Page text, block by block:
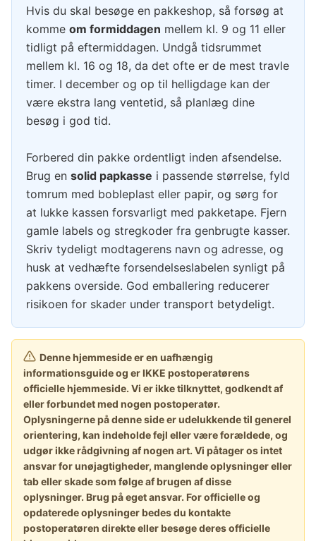
Hvis du skal besøge en pakkeshop, så forsøg at
komme om formiddagen mellem kl. 9 og 11 eller
tidligt på eftermiddagen. Undgå tidsrummet
mellem kl. 16 og 18, da det ofte er de mest travle
timer. I december og op til helligdage kan der
være ekstra lang ventetid, så planlæg dine
besøg i god tid.
Forbered din pakke ordentligt inden afsendelse.
Brug en solid papkasse i passende størrelse, fyld
tomrum med bobleplast eller papir, og sørg for
at lukke kassen forsvarligt med pakketape. Fjern
gamle labels og stregkoder fra genbrugte kasser.
Skriv tydeligt modtagerens navn og adresse, og
husk at vedhæfte forsendelseslabelen synligt på
pakkens overside. God emballering reducerer
risikoen for skader under transport betydeligt.
Denne hjemmeside er en uafhængig
informationsguide og er IKKE postoperatørens
officielle hjemmeside. Vi er ikke tilknyttet, godkendt af
eller forbundet med nogen postoperatør.
Oplysningerne på denne side er udelukkende til generel
orientering, kan indeholde fejl eller være forældede, og
udgør ikke rådgivning af nogen art. Vi påtager os intet
ansvar for unøjagtigheder, manglende oplysninger eller
tab eller skade som følge af brugen af disse
oplysninger. Brug på eget ansvar. For officielle og
opdaterede oplysninger bedes du kontakte
postoperatøren direkte eller besøge deres officielle